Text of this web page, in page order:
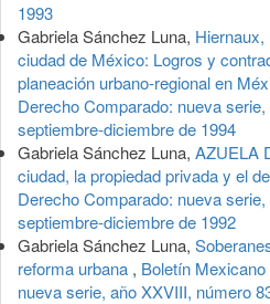
1993
Gabriela Sánchez Luna, Hiernaux,
ciudad de México: Logros y
planeación urbano-regional en
Derecho Comparado: nueva
septiembre-diciembre de 1994
Gabriela Sánchez Luna, AZUELA
ciudad, la propiedad privada y el
Derecho Comparado: nueva
septiembre-diciembre de 1992
Gabriela Sánchez Luna,
reforma urbana , Boletín
nueva serie, año XXVIII, número